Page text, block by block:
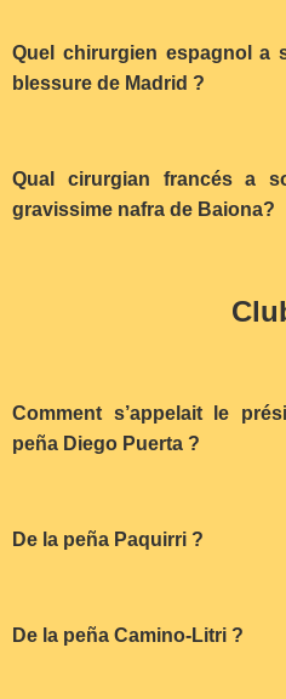
Quel chirurgien espagnol a
blessure de Madrid ?
Qual cirurgian francés a
gravissime nafra de Baiona?
Comment s’appelait le
peña Diego Puerta ?
De la peña Paquirri ?
De la peña Camino-Litri ?